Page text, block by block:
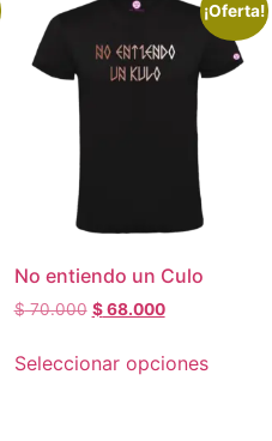
¡Oferta!
No entiendo un Culo
$70.000 $68.000
Seleccionar opciones